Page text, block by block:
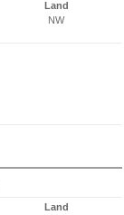
Land
NW
Land